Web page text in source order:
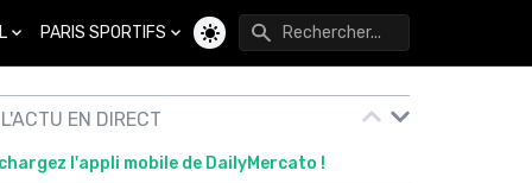
PARIS SPORTIFS
Changer de thème
L'ACTU EN DIRECT
l'appli mobile de DailyMercato !